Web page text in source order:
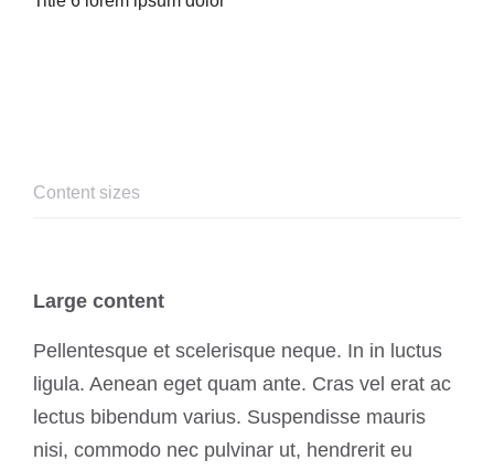
Content sizes
Large content
Pellentesque et scelerisque neque. In in luctus
ligula. Aenean eget quam ante. Cras vel erat ac
lectus bibendum varius. Suspendisse mauris
nisi, commodo nec pulvinar ut, hendrerit eu